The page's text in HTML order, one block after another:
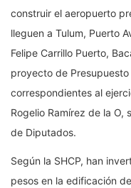
construir el aeropuerto
lleguen a Tulum, Puerto
Felipe Carrillo Puerto,
proyecto de
correspondientes al
Rogelio Ramírez de la O,
de Diputados.
Según la SHCP, han
pesos en la edificación